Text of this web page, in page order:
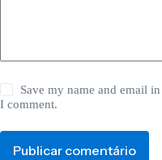
Save my name and email
I comment.
Publicar comentário